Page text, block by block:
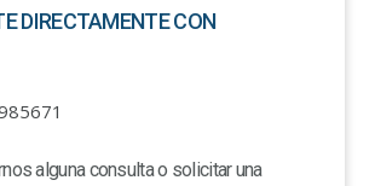
DIRECTAMENTE CON
alguna consulta o solicitar una